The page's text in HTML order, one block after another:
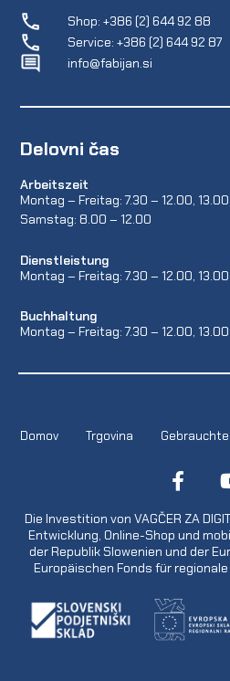
Shop: +386 (2) 644 92 88
Service: +386 (2) 644 92 87
info@fabijan.si
Delovni čas
Arbeitszeit
Montag – Freitag: 7.30 – 12.00,
Samstag: 8.00 – 12.00
Dienstleistung
Montag – Freitag: 7.30 – 12.00,
Buchhaltung
Montag – Freitag: 7.30 – 12.00,
Domov Trgovina
Die Investition von VAGČER ZA
Entwicklung, Online-Shop und
der Republik Slowenien und der
Europäischen Fonds für